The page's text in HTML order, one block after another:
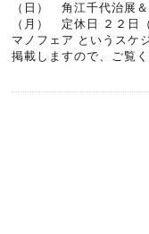
（日） 角江千代治展
（月） 定休日 ２２日
マノフェア というスケ
掲載しますので、ご覧く